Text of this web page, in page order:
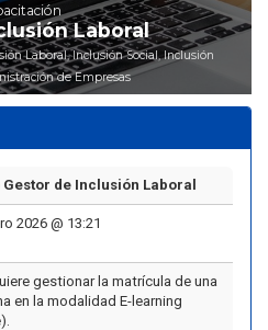
Laboral
Laboral, Inclusión Social, Inclusión
de Empresas
Gestor de Inclusión Laboral
2026 @ 13:21
gestionar la matrícula de una
en la modalidad E-learning